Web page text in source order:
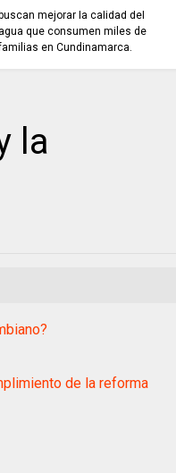
buscan mejorar la calidad del
agua que consumen miles de
en Cundinamarca.
la
de la reforma